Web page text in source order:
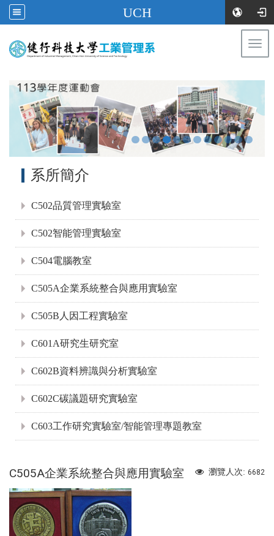
UCH
系所簡介
C502品質管理實驗室
C502智能管理實驗室
C504電腦教室
C505A企業系統整合與應用實驗室
C505B人因工程實驗室
C601A研究生研究室
C602B資料辨識與分析實驗室
C602C碳議題研究實驗室
C603工作研究實驗室/智能管理專題教室
瀏覽人次: 6682
C505A企業系統整合與應用實驗室